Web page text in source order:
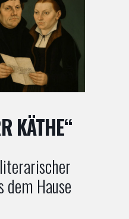
KÄTHE“
dem Hause